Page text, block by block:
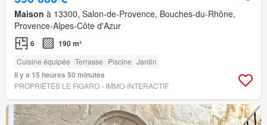
Maison à 13300, Salon-de-Provence, Bouches-du-Rhône,
Provence-Alpes-Côte d'Azur
6 190 m²
Cuisine équipée Terrasse Piscine Jardin
Il y a 15 heures 50 minutes
PROPRIÉTÉS LE FIGARO - IMMO-INTERACTIF